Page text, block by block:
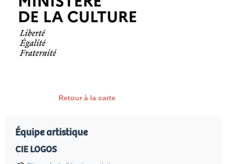
Retour à la carte
Équipe artistique
CIE LOGOS